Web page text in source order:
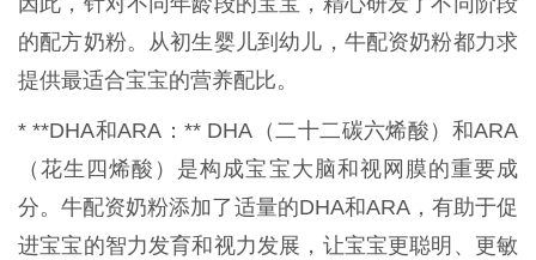
的配方奶粉。从初生婴儿到幼儿，牛配资奶粉都力求
提供最适合宝宝的营养配比。
* **DHA和ARA：** DHA（二十二碳六烯酸）和ARA
（花生四烯酸）是构成宝宝大脑和视网膜的重要成
分。牛配资奶粉添加了适量的DHA和ARA，有助于促
进宝宝的智力发育和视力发展，让宝宝更聪明、更敏